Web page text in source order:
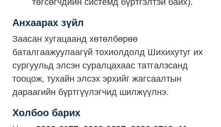
төгсөгчдийн системд бүртгэлтэй байх).
Анхаарах зүйл
Заасан хугацаанд хөтөлбөрөө
баталгаажуулаагүй тохиолдолд Шихихутуг их
сургуульд элсэн суралцахаас татгалзсанд
тооцож, тухайн элсэх эрхийг жагсаалтын
дараагийн бүртгүүлэгчид шилжүүлнэ.
Холбоо барих